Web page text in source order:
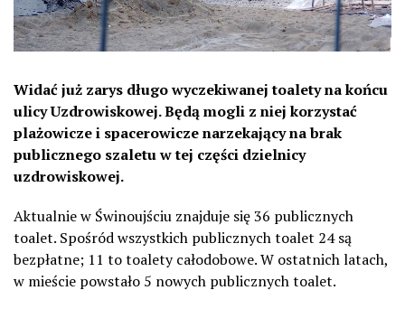
Widać już zarys długo wyczekiwanej toalety na końcu
ulicy Uzdrowiskowej. Będą mogli z niej korzystać
plażowicze i spacerowicze narzekający na brak
publicznego szaletu w tej części dzielnicy
uzdrowiskowej.
Aktualnie w Świnoujściu znajduje się 36 publicznych
toalet. Spośród wszystkich publicznych toalet 24 są
bezpłatne; 11 to toalety całodobowe. W ostatnich latach,
w mieście powstało 5 nowych publicznych toalet.